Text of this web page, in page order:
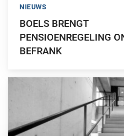
BOELS BRENGT
PENSIOENREGELING
BEFRANK
NIEUWS
GA NAAR “DE